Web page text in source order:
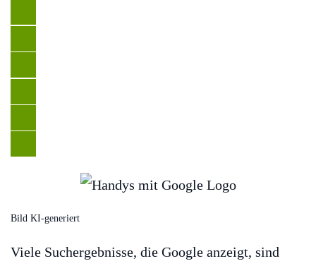
Bild KI-generiert
Viele Suchergebnisse, die Google anzeigt, sind